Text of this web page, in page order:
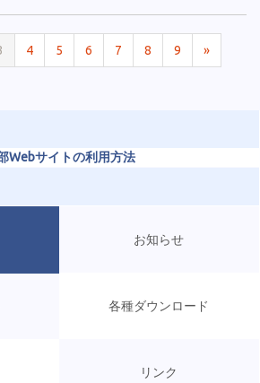
4 5 6 7 8 9 »
Webサイトの利用方法
お知らせ
各種ダウンロード
リンク